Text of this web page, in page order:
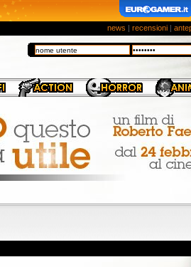
news | recensioni |